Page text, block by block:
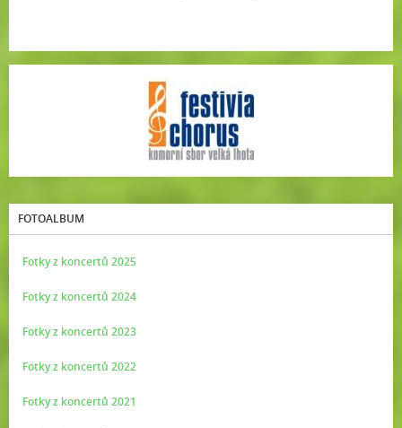
FOTOALBUM
Fotky z koncertů 2025
Fotky z koncertů 2024
Fotky z koncertů 2023
Fotky z koncertů 2022
Fotky z koncertů 2021